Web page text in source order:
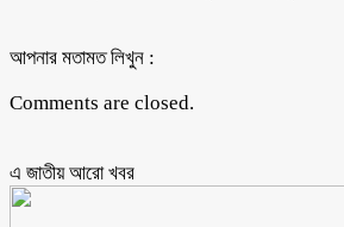
আপনার মতামত লিখুন :
Comments are closed.
এ জাতীয় আরো ‍খবর